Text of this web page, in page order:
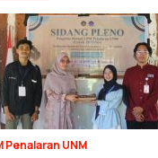
Penalaran UNM